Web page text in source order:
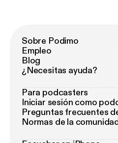
Sobre Podimo
Empleo
Blog
¿Necesitas ayuda?
Para podcasters
Iniciar sesión como
Preguntas frecuentes
Normas de la